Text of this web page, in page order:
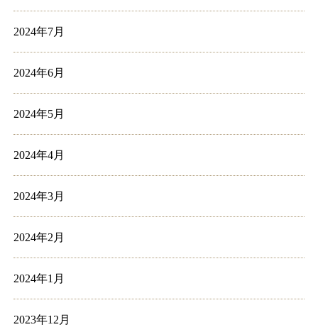
2024年7月
2024年6月
2024年5月
2024年4月
2024年3月
2024年2月
2024年1月
2023年12月